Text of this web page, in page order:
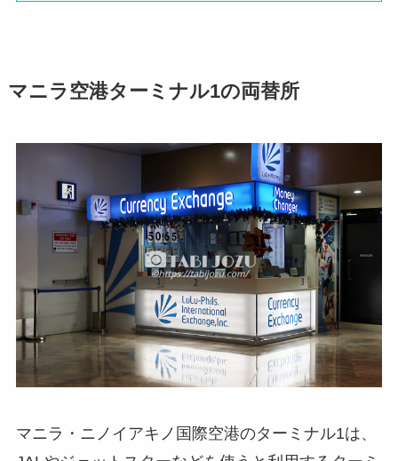
マニラ空港ターミナル1の両替所
マニラ・ニノイアキノ国際空港のターミナル1は、